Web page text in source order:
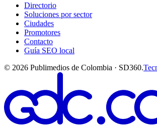
Directorio
Soluciones por sector
Ciudades
Promotores
Contacto
Guía SEO local
© 2026 Publimedios de Colombia · SD360.